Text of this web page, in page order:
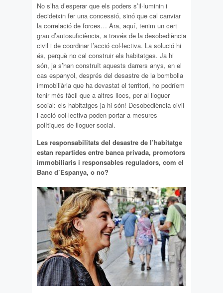
No s’ha d’esperar que els poders s’il·luminin i
decideixin fer una concessió, sinó que cal canviar
la correlació de forces… Ara, aquí, tenim un cert
grau d’autosuficiència, a través de la desobediència
civil i de coordinar l’acció col·lectiva. La solució hi
és, perquè no cal construir els habitatges. Ja hi
són, ja s’han construït aquests darrers anys, en el
cas espanyol, després del desastre de la bombolla
immobiliària que ha devastat el territori, ho podríem
tenir més fàcil que a altres llocs, per al lloguer
social: els habitatges ja hi són! Desobediència civil
i acció col·lectiva poden portar a mesures
polítiques de lloguer social.
Les responsabilitats del desastre de l’habitatge
estan repartides entre banca privada, promotors
immobiliaris i responsables reguladors, com el
Banc d’Espanya, o no?